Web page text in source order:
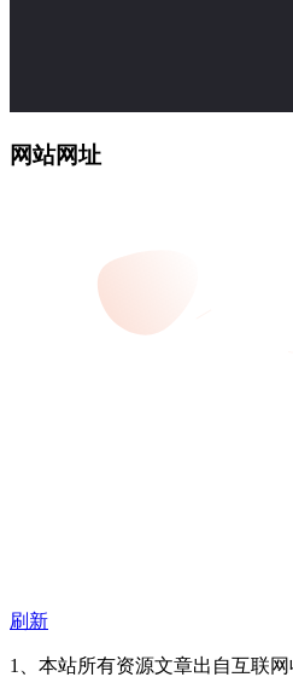
网站网址
刷新
1、本站所有资源文章出自互联